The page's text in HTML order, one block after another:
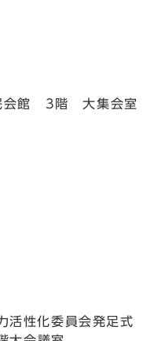
会館 3階 大集会室
活性化委員会発足式